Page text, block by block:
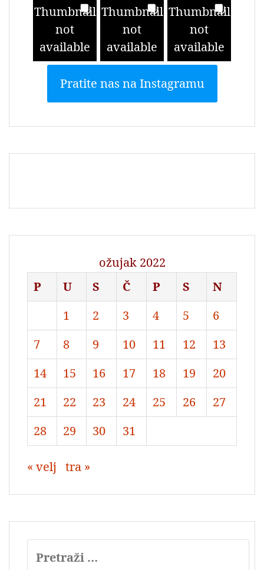
Thumbnail
not
available
Thumbnail
not
available
Thumbnail
not
available
Pratite nas na Instagramu
ožujak 2022
P
U S Č P S
N
1
2 3 4 5
6
7
8 9 10 11 12
13
14
15 16 17 18 19
20
21
22 23 24 25 26
27
28
29 30 31
« velj tra »